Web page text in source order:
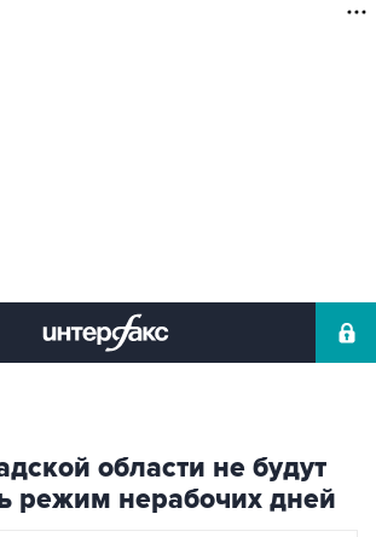
области не будут
режим нерабочих дней